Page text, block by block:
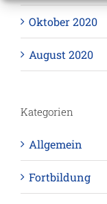
Oktober 2020
August 2020
Kategorien
Allgemein
Fortbildung